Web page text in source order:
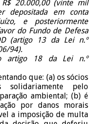
20.000,00 (vinte mil
depositada em conta
e posteriormente
do Fundo de Defesa
(artigo 13 da Lei n.º
94).
artigo 18 da Lei n.º
que: (a) os sócios
solidariamente pelo
ambiental; (b) é
por danos morais
a imposição de multa